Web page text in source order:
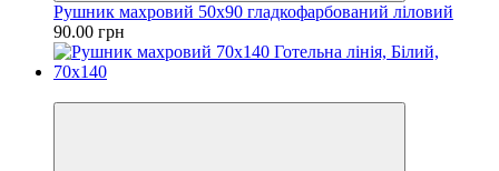
Рушник махровий 50х90 гладкофарбований ліловий
90.00 грн